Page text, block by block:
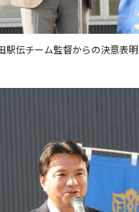
駅伝チーム監督からの決意表明